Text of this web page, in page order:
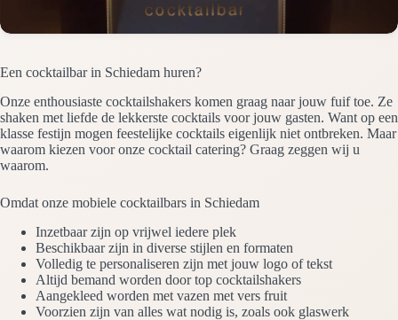
Een cocktailbar in Schiedam huren?
Onze enthousiaste cocktailshakers komen graag naar jouw fuif toe. Ze
shaken met liefde de lekkerste cocktails voor jouw gasten. Want op een
klasse festijn mogen feestelijke cocktails eigenlijk niet ontbreken. Maar
waarom kiezen voor onze cocktail catering? Graag zeggen wij u
waarom.
Omdat onze mobiele cocktailbars in Schiedam
Inzetbaar zijn op vrijwel iedere plek
Beschikbaar zijn in diverse stijlen en formaten
Volledig te personaliseren zijn met jouw logo of tekst
Altijd bemand worden door top cocktailshakers
Aangekleed worden met vazen met vers fruit
Voorzien zijn van alles wat nodig is, zoals ook glaswerk